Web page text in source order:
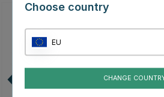
Choose country
EU
CHANGE